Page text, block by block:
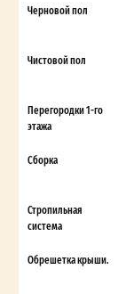
Черновой пол
Чистовой пол
Перегородки 1-го
этажа
Сборка
Стропильная
система
Обрешетка крыши.